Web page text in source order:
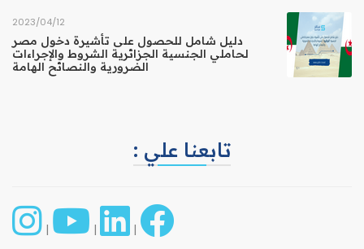
12‏/04‏/2023
دليل شامل للحصول على تأشيرة دخول مصر
لحاملي الجنسية الجزائرية الشروط والإجراءات
الضرورية والنصائح الهامة
تابعنا علي :
|
|
|